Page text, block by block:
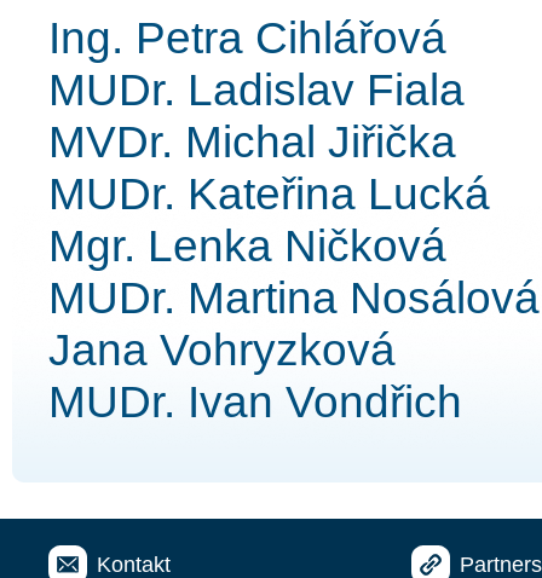
Ing. Petra Cihlářová
MUDr. Ladislav Fiala
MVDr. Michal Jiřička
MUDr. Kateřina Lucká
Mgr. Lenka Ničková
MUDr. Martina Nosálová
Jana Vohryzková
MUDr. Ivan Vondřich
Kontakt